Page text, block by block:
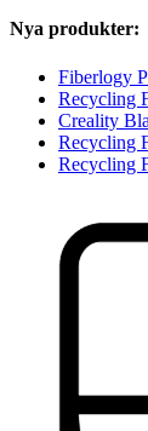
Nya produkter:
Fiberlogy
Recycling
Creality
Recycling
Recycling